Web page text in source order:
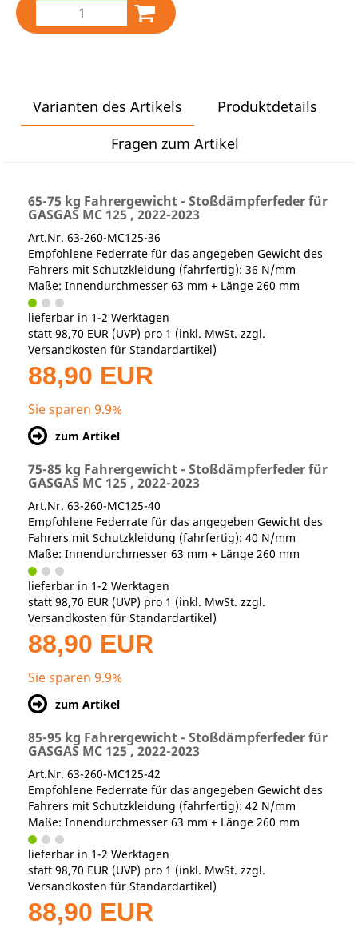
Varianten des Artikels
Produktdetails
Fragen zum Artikel
65-75 kg Fahrergewicht - Stoßdämpferfeder für
GASGAS MC 125 , 2022-2023
Art.Nr. 63-260-MC125-36
Empfohlene Federrate für das angegeben Gewicht des
Fahrers mit Schutzkleidung (fahrfertig): 36 N/mm
Maße: Innendurchmesser 63 mm + Länge 260 mm
lieferbar in 1-2 Werktagen
statt 98,70 EUR (UVP) pro 1 (inkl. MwSt. zzgl.
Versandkosten für Standardartikel)
88,90 EUR
Sie sparen 9.9%
zum Artikel
75-85 kg Fahrergewicht - Stoßdämpferfeder für
GASGAS MC 125 , 2022-2023
Art.Nr. 63-260-MC125-40
Empfohlene Federrate für das angegeben Gewicht des
Fahrers mit Schutzkleidung (fahrfertig): 40 N/mm
Maße: Innendurchmesser 63 mm + Länge 260 mm
lieferbar in 1-2 Werktagen
statt 98,70 EUR (UVP) pro 1 (inkl. MwSt. zzgl.
Versandkosten für Standardartikel)
88,90 EUR
Sie sparen 9.9%
zum Artikel
85-95 kg Fahrergewicht - Stoßdämpferfeder für
GASGAS MC 125 , 2022-2023
Art.Nr. 63-260-MC125-42
Empfohlene Federrate für das angegeben Gewicht des
Fahrers mit Schutzkleidung (fahrfertig): 42 N/mm
Maße: Innendurchmesser 63 mm + Länge 260 mm
lieferbar in 1-2 Werktagen
statt 98,70 EUR (UVP) pro 1 (inkl. MwSt. zzgl.
Versandkosten für Standardartikel)
88,90 EUR